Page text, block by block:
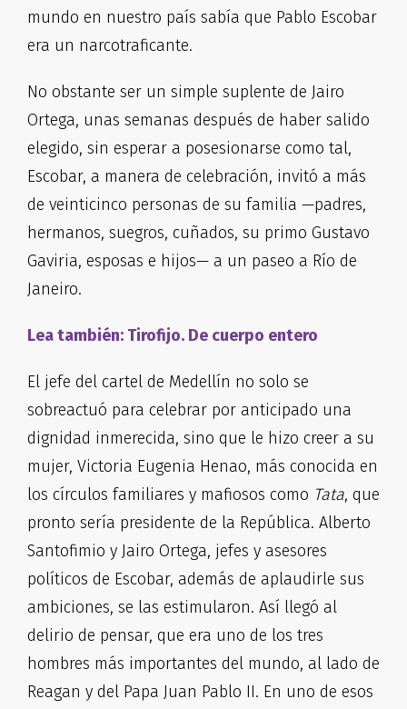
mundo en nuestro país sabía que Pablo Escobar
era un narcotraficante.
No obstante ser un simple suplente de Jairo
Ortega, unas semanas después de haber salido
elegido, sin esperar a posesionarse como tal,
Escobar, a manera de celebración, invitó a más
de veinticinco personas de su familia —padres,
hermanos, suegros, cuñados, su primo Gustavo
Gaviria, esposas e hijos— a un paseo a Río de
Janeiro.
Lea también: Tirofijo. De cuerpo entero
El jefe del cartel de Medellín no solo se
sobreactuó para celebrar por anticipado una
dignidad inmerecida, sino que le hizo creer a su
mujer, Victoria Eugenia Henao, más conocida en
los círculos familiares y mafiosos como Tata, que
pronto sería presidente de la República. Alberto
Santofimio y Jairo Ortega, jefes y asesores
políticos de Escobar, además de aplaudirle sus
ambiciones, se las estimularon. Así llegó al
delirio de pensar, que era uno de los tres
hombres más importantes del mundo, al lado de
Reagan y del Papa Juan Pablo II. En uno de esos